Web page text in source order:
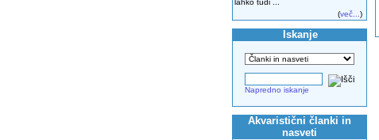
lahko tudi ...
(več... )
Iskanje
Napredno iskanje
Akvaristični članki in
nasveti